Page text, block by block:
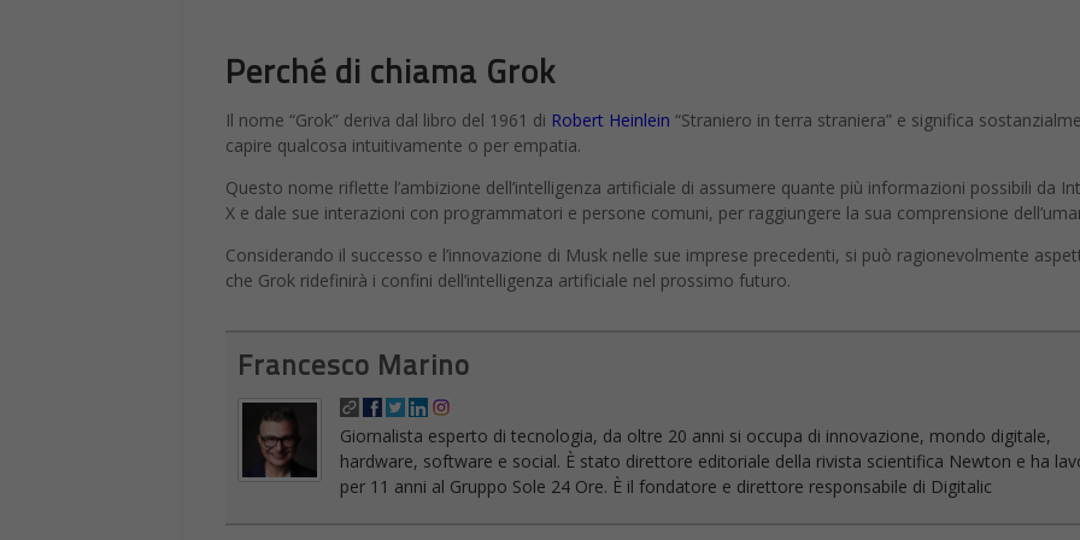
Perché di chiama Grok
Il nome “Grok” deriva dal libro del 1961 di Robert Heinlein “Straniero in terra straniera” e significa
capire qualcosa intuitivamente o per empatia.
Questo nome riflette l’ambizione dell’intelligenza artificiale di assumere quante più informazioni possibili da
X e dale sue interazioni con programmatori e persone comuni, per raggiungere la sua comprensione
Considerando il successo e l’innovazione di Musk nelle sue imprese precedenti, si può ragionevolmente
che Grok ridefinirà i confini dell’intelligenza artificiale nel prossimo futuro.
Francesco Marino
Giornalista esperto di tecnologia, da oltre 20 anni si occupa di innovazione, mondo digitale,
hardware, software e social. È stato direttore editoriale della rivista scientifica Newton e ha
per 11 anni al Gruppo Sole 24 Ore. È il fondatore e direttore responsabile di Digitalic